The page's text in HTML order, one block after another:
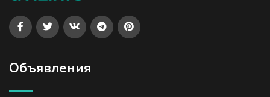
Объявления